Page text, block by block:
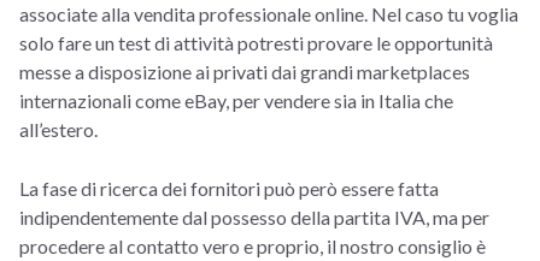
associate alla vendita professionale online. Nel caso tu voglia
solo fare un test di attività potresti provare le opportunità
messe a disposizione ai privati dai grandi marketplaces
internazionali come eBay, per vendere sia in Italia che
all’estero.
La fase di ricerca dei fornitori può però essere fatta
indipendentemente dal possesso della partita IVA, ma per
procedere al contatto vero e proprio, il nostro consiglio è